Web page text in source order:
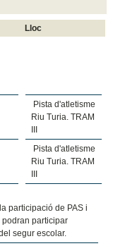
Lloc
Pista d'atletisme
Riu Turia. TRAM
Pista d'atletisme
Riu Turia. TRAM
participació de PAS i
podran participar
segur escolar.